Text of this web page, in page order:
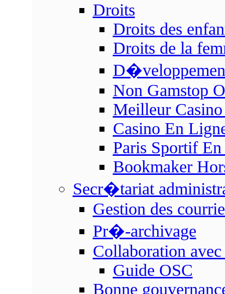
Droits
Droits des
Droits de la
Non Gamstop
Meilleur
Casino En
Paris Sportif
Bookmaker
Secr�tariat
Gestion des
Pr�-archivage
Collaboration
Guide OSC
Bonne